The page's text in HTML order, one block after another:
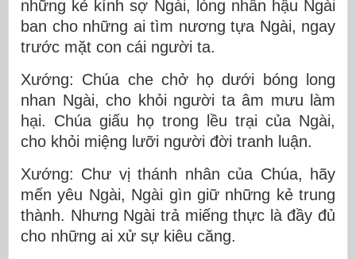
những kẻ kính sợ Ngài, lòng nhân hậu Ngài
ban cho những ai tìm nương tựa Ngài, ngay
trước mặt con cái người ta.
Xướng: Chúa che chở họ dưới bóng long
nhan Ngài, cho khỏi người ta âm mưu làm
hại. Chúa giấu họ trong lều trại của Ngài,
cho khỏi miệng lưỡi người đời tranh luận.
Xướng: Chư vị thánh nhân của Chúa, hãy
mến yêu Ngài, Ngài gìn giữ những kẻ trung
thành. Nhưng Ngài trả miếng thực là đầy đủ
cho những ai xử sự kiêu căng.